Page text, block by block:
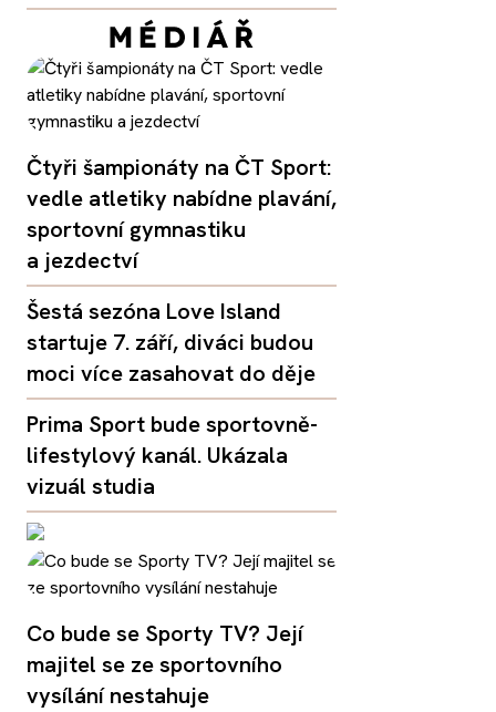
Čtyři šampionáty na ČT Sport:
vedle atletiky nabídne plavání,
sportovní gymnastiku
a jezdectví
Šestá sezóna Love Island
startuje 7. září, diváci budou
moci více zasahovat do děje
Prima Sport bude sportovně-
lifestylový kanál. Ukázala
vizuál studia
Co bude se Sporty TV? Její
majitel se ze sportovního
vysílání nestahuje